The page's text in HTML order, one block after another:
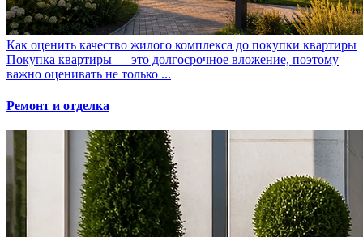
Как оценить качество жилого комплекса до покупки квартиры
Покупка квартиры — это долгосрочное вложение, поэтому
важно оценивать не только ...
Ремонт и отделка